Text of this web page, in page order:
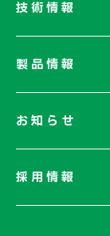
ネットワーク
技術情報
製品情報
お知らせ
採用情報